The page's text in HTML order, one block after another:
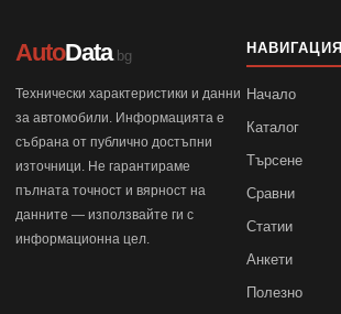
AutoData.bg
Технически характеристики и данни
за автомобили. Информацията е
събрана от публично достъпни
източници. Не гарантираме
пълната точност и вярност на
данните — използвайте ги с
информационна цел.
НАВИГАЦИЯ
Начало
Каталог
Търсене
Сравни
Статии
Анкети
Полезно